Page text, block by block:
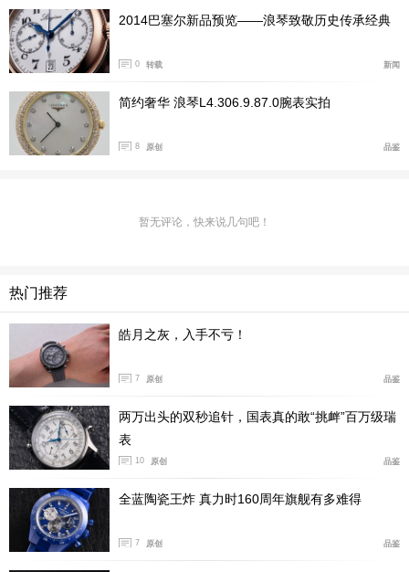
在1920至1930年代尤为盛行。1997年，这份历史积淀孕
egance is an Attitude）。
2023年，迷你黛绰维纳系列问世，凭借精巧表壳与优雅比
例，为该系列注入现代气息。随后逐年演进：2024年推出
18K金表款与多彩双圈表带设计；2025年则带来间金表
款。今年，该系列再进一步，续写优雅篇章。
女性魅力的纯粹表达
2014巴塞尔新品预览——浪琴致敬历史传承经典
0 转载 新闻
简约奢华 浪琴L4.306.9.87.0腕表实拍
8 原创 品鉴
暂无评论，快来说几句吧！
热门推荐
皓月之灰，入手不亏！
7 原创 品鉴
两万出头的双秒追针，国表真的敢“挑衅”百万级瑞
表
10 原创 品鉴
全蓝陶瓷王炸 真力时160周年旗舰有多难得
7 原创 品鉴